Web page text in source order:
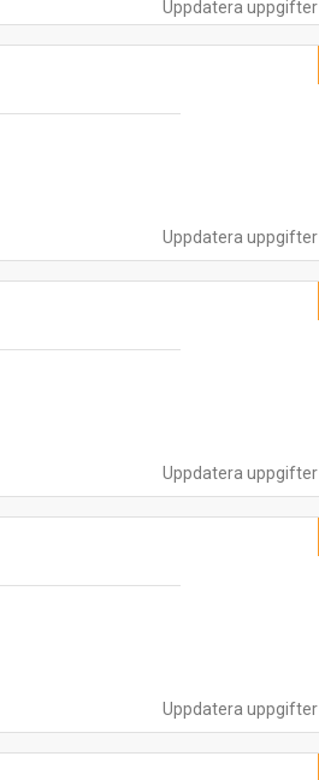
Uppdatera uppgifter
Uppdatera uppgifter
Uppdatera uppgifter
Uppdatera uppgifter